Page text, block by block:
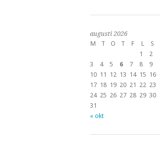
augusti 2026
M
T O T F L
S
1
2
3
4 5 6 7 8
9
10 11 12 13 14 15 16
17 18 19 20 21 22 23
24 25 26 27 28 29 30
31
« okt